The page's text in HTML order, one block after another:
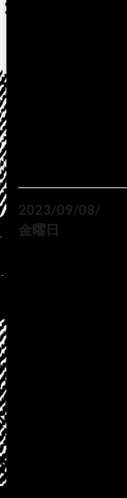
2023/09/08/
金曜日